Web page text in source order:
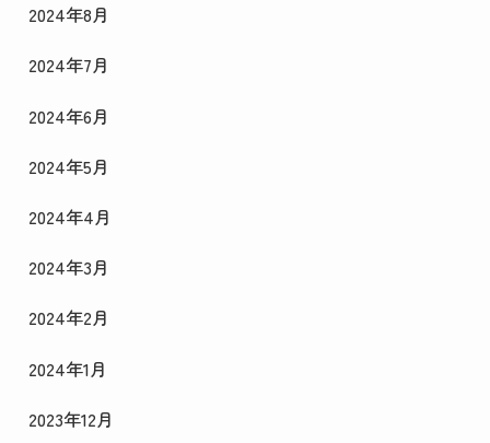
2024年8月
2024年7月
2024年6月
2024年5月
2024年4月
2024年3月
2024年2月
2024年1月
2023年12月